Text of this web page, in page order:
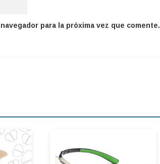
para la próxima vez que comente.